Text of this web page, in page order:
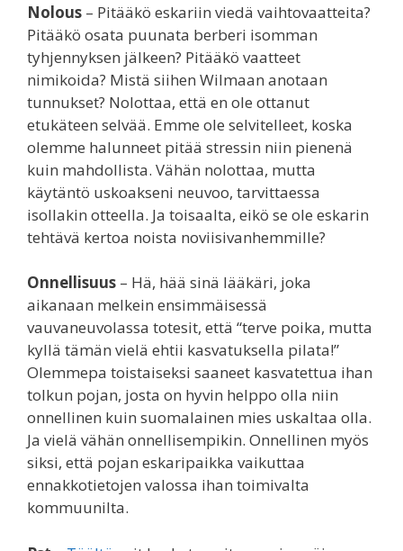
Nolous – Pitääkö eskariin viedä vaihtovaatteita?
Pitääkö osata puunata berberi isomman
tyhjennyksen jälkeen? Pitääkö vaatteet
nimikoida? Mistä siihen Wilmaan anotaan
tunnukset? Nolottaa, että en ole ottanut
etukäteen selvää. Emme ole selvitelleet, koska
olemme halunneet pitää stressin niin pienenä
kuin mahdollista. Vähän nolottaa, mutta
käytäntö uskoakseni neuvoo, tarvittaessa
isollakin otteella. Ja toisaalta, eikö se ole eskarin
tehtävä kertoa noista noviisivanhemmille?
Onnellisuus – Hä, hää sinä lääkäri, joka
aikanaan melkein ensimmäisessä
vauvaneuvolassa totesit, että “terve poika, mutta
kyllä tämän vielä ehtii kasvatuksella pilata!”
Olemmepa toistaiseksi saaneet kasvatettua ihan
tolkun pojan, josta on hyvin helppo olla niin
onnellinen kuin suomalainen mies uskaltaa olla.
Ja vielä vähän onnellisempikin. Onnellinen myös
siksi, että pojan eskaripaikka vaikuttaa
ennakkotietojen valossa ihan toimivalta
kommuunilta.